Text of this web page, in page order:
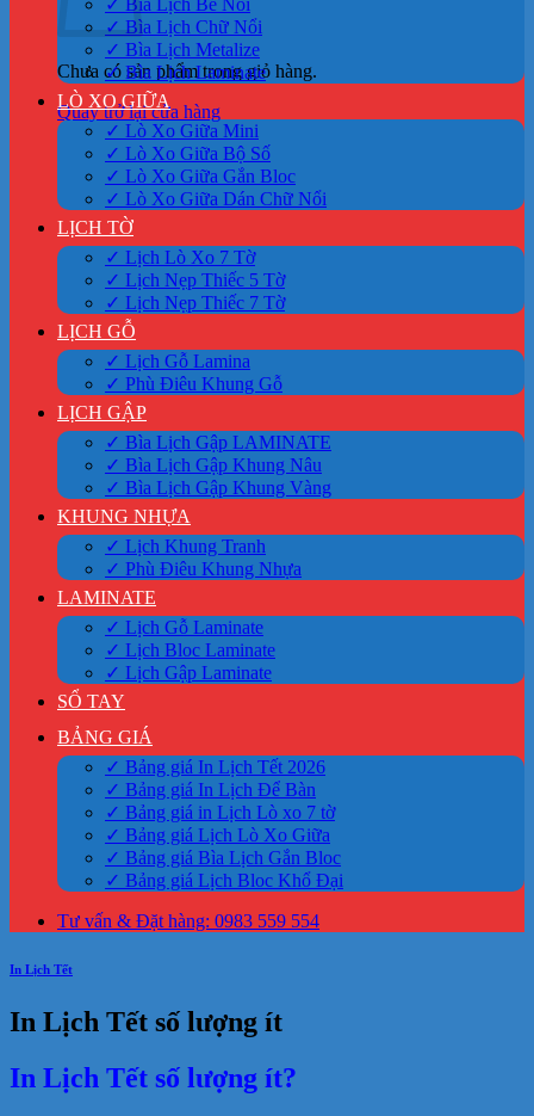
Chưa có sản phẩm trong giỏ hàng.
Quay trở lại cửa hàng
✓ Bìa Lịch Bế Nổi
✓ Bìa Lịch Chữ Nổi
✓ Bìa Lịch Metalize
✓ Bìa Lịch Laminate
LÒ XO GIỮA
✓ Lò Xo Giữa Mini
✓ Lò Xo Giữa Bộ Số
✓ Lò Xo Giữa Gắn Bloc
✓ Lò Xo Giữa Dán Chữ Nổi
LỊCH TỜ
✓ Lịch Lò Xo 7 Tờ
✓ Lịch Nẹp Thiếc 5 Tờ
✓ Lịch Nẹp Thiếc 7 Tờ
LỊCH GỖ
✓ Lịch Gỗ Lamina
✓ Phù Điêu Khung Gỗ
LỊCH GẬP
✓ Bìa Lịch Gập LAMINATE
✓ Bìa Lịch Gập Khung Nâu
✓ Bìa Lịch Gập Khung Vàng
KHUNG NHỰA
✓ Lịch Khung Tranh
✓ Phù Điêu Khung Nhựa
LAMINATE
✓ Lịch Gỗ Laminate
✓ Lịch Bloc Laminate
✓ Lịch Gập Laminate
SỔ TAY
BẢNG GIÁ
✓ Bảng giá In Lịch Tết 2026
✓ Bảng giá In Lịch Để Bàn
✓ Bảng giá in Lịch Lò xo 7 tờ
✓ Bảng giá Lịch Lò Xo Giữa
✓ Bảng giá Bìa Lịch Gắn Bloc
✓ Bảng giá Lịch Bloc Khổ Đại
Tư vấn & Đặt hàng: 0983 559 554
In Lịch Tết
In Lịch Tết số lượng ít
In Lịch Tết số lượng ít?